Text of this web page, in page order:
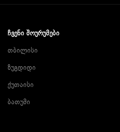
ᲩᲕᲔᲜᲘ ᲨᲝᲣᲠᲣᲛᲔᲑᲘ
თბილისი
ზუგდიდი
ქუთაისი
ბათუმი